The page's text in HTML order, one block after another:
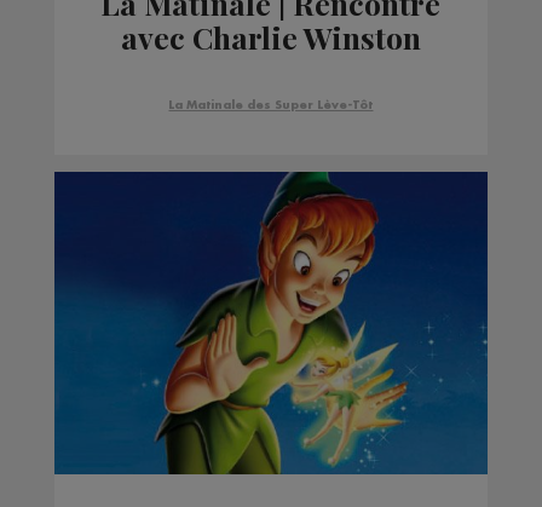
avec Charlie Winston
La Matinale des Super Lève-Tôt